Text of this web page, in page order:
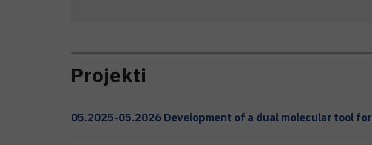
Projekti
05.2025-05.2026 Development of a dual molecular tool